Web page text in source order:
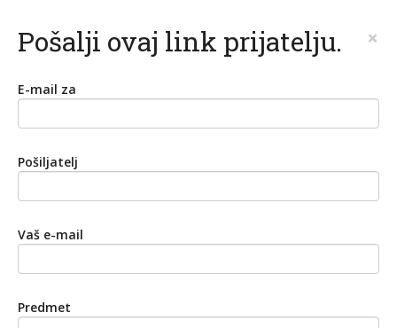
Pošalji ovaj link prijatelju. ×
E-mail za
Pošiljatelj
Vaš e-mail
Predmet